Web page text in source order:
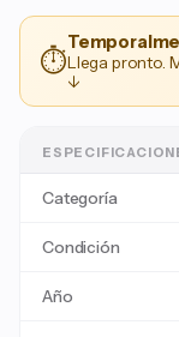
⏱Llega pronto.
↓
Categoría
Condición
Año